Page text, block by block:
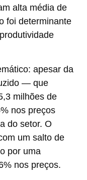
alta média de
foi determinante
apesar da
— que
milhões de
nos preços
do setor. O
um salto de
por uma
nos preços.